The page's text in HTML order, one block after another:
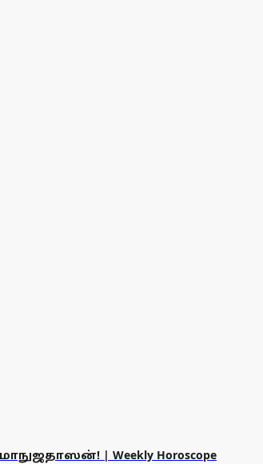
| Weekly Horoscope